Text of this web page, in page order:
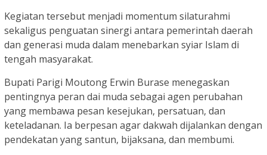
Kegiatan tersebut menjadi momentum silaturahmi
sekaligus penguatan sinergi antara pemerintah daerah
dan generasi muda dalam menebarkan syiar Islam di
tengah masyarakat.
Bupati Parigi Moutong Erwin Burase menegaskan
pentingnya peran dai muda sebagai agen perubahan
yang membawa pesan kesejukan, persatuan, dan
keteladanan. Ia berpesan agar dakwah dijalankan dengan
pendekatan yang santun, bijaksana, dan membumi.